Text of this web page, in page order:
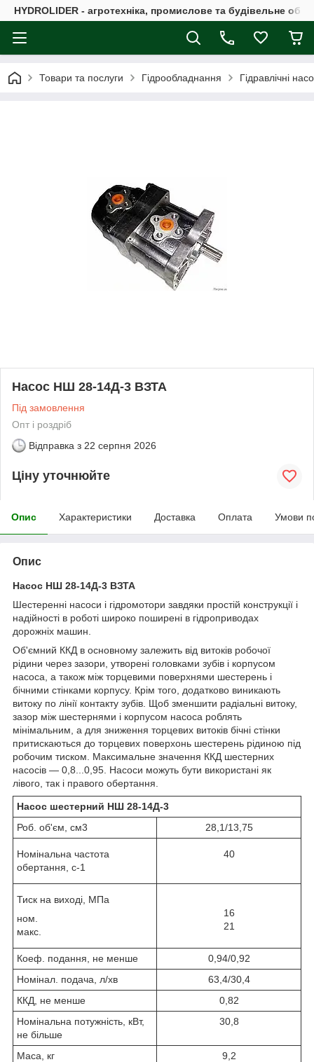
HYDROLIDER - агротехніка, промислове та будівельне
Товари та послуги Гідрообладнання Гідравлічні
Насос НШ 28-14Д-3 ВЗТА
Під замовлення
Опт і роздріб
Відправка з 22 серпня 2026
Ціну уточнюйте
Опис Характеристики Доставка Оплата Умови
Опис
Насос НШ 28-14Д-3 ВЗТА
Шестеренні насоси і гідромотори завдяки простій конструкції і
надійності в роботі широко поширені в гідроприводах
дорожніх машин.
Об'ємний ККД в основному залежить від витоків робочої
рідини через зазори, утворені головками зубів і корпусом
насоса, а також між торцевими поверхнями шестерень і
бічними стінками корпусу. Крім того, додатково виникають
витоку по лінії контакту зубів. Щоб зменшити радіальні витоку,
зазор між шестернями і корпусом насоса роблять
мінімальним, а для зниження торцевих витоків бічні стінки
притискаються до торцевих поверхонь шестерень рідиною під
робочим тиском. Максимальне значення ККД шестерних
насосів — 0,8...0,95. Насоси можуть бути використані як
лівого, так і правого обертання.
Насос шестерний НШ 28-14Д-3
Роб. об'єм, см3 28,1/13,75
Номінальна частота
обертання, с-1
40
Тиск на виході, МПа
ном.
макс.
16
21
Коеф. подання, не менше
0,94/0,92
Номінал. подача, л/хв
63,4/30,4
ККД, не менше
0,82
Номінальна потужність, кВт,
не більше
30,8
Маса, кг
9,2